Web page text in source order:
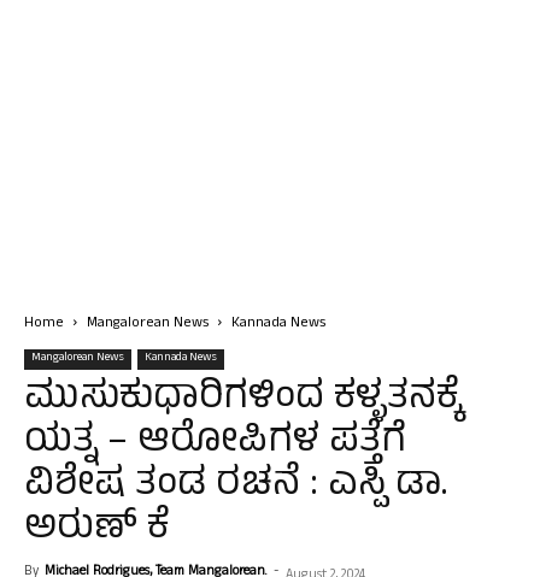
Home Mangalorean News Kannada News
Mangalorean News Kannada News
ಮುಸುಕುಧಾರಿಗಳಿಂದ ಕಳ್ಳತನಕ್ಕೆ
ಯತ್ನ – ಆರೋಪಿಗಳ ಪತ್ತೆಗೆ
ವಿಶೇಷ ತಂಡ ರಚನೆ : ಎಸ್ಪಿ ಡಾ.
ಅರುಣ್ ಕೆ
By Michael Rodrigues, Team Mangalorean. -